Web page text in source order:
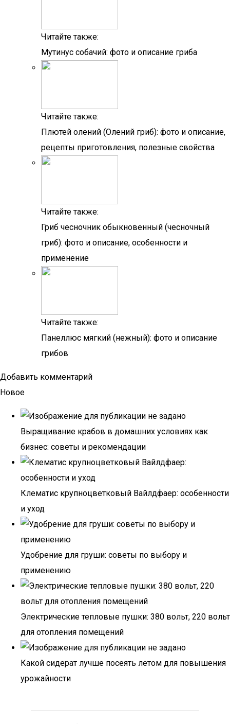
Читайте также:
Мутинус собачий: фото и описание гриба
Читайте также:
Плютей олений (Олений гриб): фото и описание,
рецепты приготовления, полезные свойства
Читайте также:
Гриб чесночник обыкновенный (чесночный
гриб): фото и описание, особенности и
применение
Читайте также:
Панеллюс мягкий (нежный): фото и описание
грибов
Добавить комментарий
Новое
Выращивание крабов в домашних условиях как
бизнес: советы и рекомендации
Клематис крупноцветковый Вайлдфаер: особенности
и уход
Удобрение для груши: советы по выбору и
применению
Электрические тепловые пушки: 380 вольт, 220 вольт
для отопления помещений
Какой сидерат лучше посеять летом для повышения
урожайности